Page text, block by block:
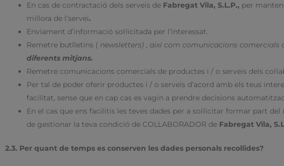
En cas de contractació dels serveis de Fabregat Vila, S.L.P., per
millora de l’servei.
Enviament d’informació sol·licitada per l’interessat.
Remetre butlletins ( newsletters) , així com comunicacions
diferents mitjans.
Remetre comunicacions comercials de productes i / o serveis dels
Per tal de poder oferir productes i / o serveis d’acord amb els teus
facilitat, sense que en cap cas es vagin a prendre decisions
En el cas que ens facilitis les teves dades per a sol·licitar formar part
de gestionar la teva condició de COL·LABORADOR de Fabregat Vila,
2.3. Per quant de temps es conserven les dades personals recollides?